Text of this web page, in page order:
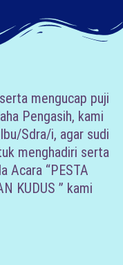
mengucap puji
Pengasih, kami
Sdra/i, agar sudi
menghadiri serta
Acara “PESTA
KUDUS ” kami